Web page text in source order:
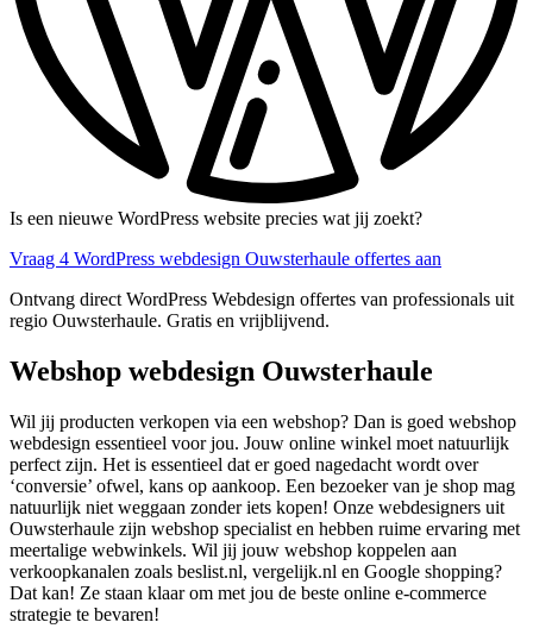
Is een nieuwe WordPress website precies wat jij zoekt?
Vraag 4 WordPress webdesign Ouwsterhaule offertes aan
Ontvang direct WordPress Webdesign offertes van professionals uit
regio Ouwsterhaule. Gratis en vrijblijvend.
Webshop webdesign Ouwsterhaule
Wil jij producten verkopen via een webshop? Dan is goed webshop
webdesign essentieel voor jou. Jouw online winkel moet natuurlijk
perfect zijn. Het is essentieel dat er goed nagedacht wordt over
‘conversie’ ofwel, kans op aankoop. Een bezoeker van je shop mag
natuurlijk niet weggaan zonder iets kopen! Onze webdesigners uit
Ouwsterhaule zijn webshop specialist en hebben ruime ervaring met
meertalige webwinkels. Wil jij jouw webshop koppelen aan
verkoopkanalen zoals beslist.nl, vergelijk.nl en Google shopping?
Dat kan! Ze staan klaar om met jou de beste online e-commerce
strategie te bevaren!